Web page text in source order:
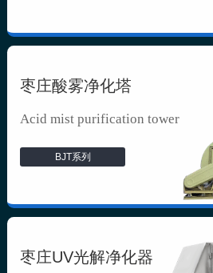
枣庄酸雾净化塔
Acid mist purification tower
BJT系列
枣庄UV光解净化器